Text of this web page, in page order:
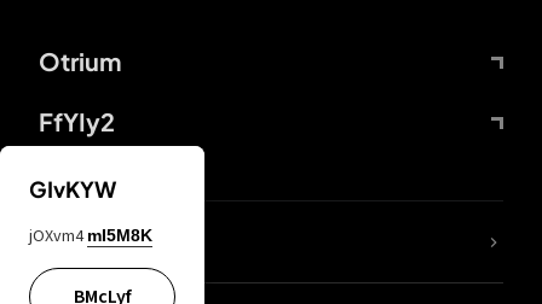
Otrium
FfYIy2
DDcvSo
GIvKYW
jOXvm4 mI5M8K
BMcLyf